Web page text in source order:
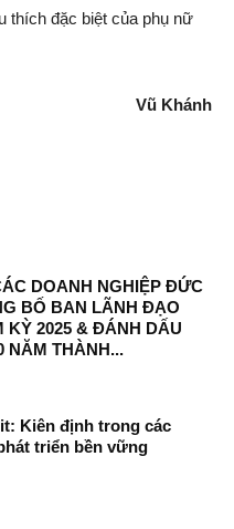
thích đặc biệt của phụ nữ
Vũ Khánh
DOANH NGHIỆP ĐỨC
BỐ BAN LÃNH ĐẠO
KỲ 2025 & ĐÁNH DẤU
NĂM THÀNH...
Kiên định trong các
triển bền vững